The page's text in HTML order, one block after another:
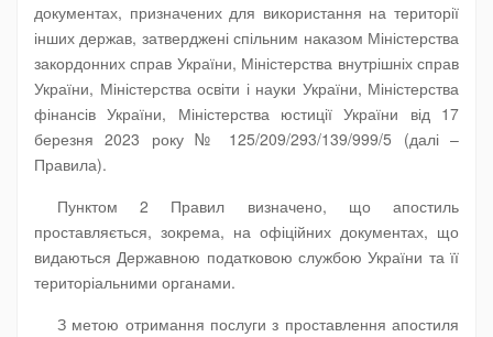
документах, призначених для використання на території
інших держав, затверджені спільним наказом Міністерства
закордонних справ України, Міністерства внутрішніх справ
України, Міністерства освіти і науки України, Міністерства
фінансів України, Міністерства юстиції України від 17
березня 2023 року № 125/209/293/139/999/5 (далі –
Правила).
Пунктом 2 Правил визначено, що апостиль
проставляється, зокрема, на офіційних документах, що
видаються Державною податковою службою України та її
територіальними органами.
З метою отримання послуги з проставлення апостиля